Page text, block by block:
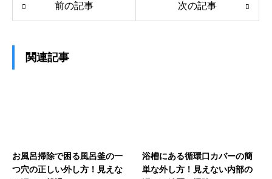
前の記事 次の記事
関連記事
お風呂掃除で困る風呂釜の一
つ穴の正しい外し方！見えな
浴槽にある循環口カバーの簡
単な外し方！見えない内部の